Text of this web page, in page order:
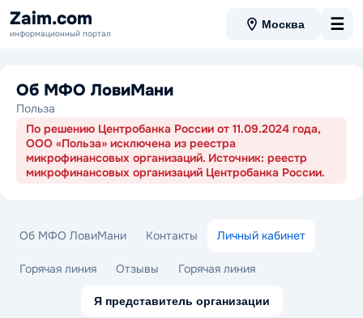
Zaim.com
информационный портал
Москва ☰
Об МФО ЛовиМани
Польза
По решению Центробанка России от 11.09.2024 года,
ООО «Польза» исключена из реестра
микрофинансовых организаций. Источник: реестр
микрофинансовых организаций Центробанка России.
Об МФО ЛовиМани Контакты Личный кабинет
Горячая линия Отзывы Горячая линия
Я представитель организации